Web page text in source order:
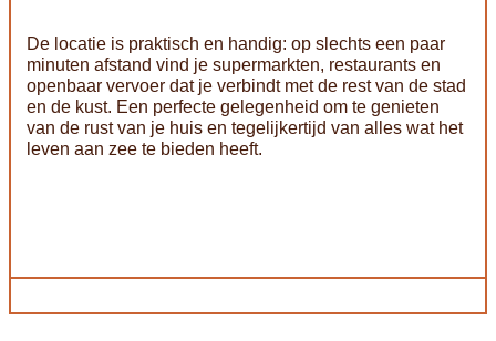
De locatie is praktisch en handig: op slechts een paar
minuten afstand vind je supermarkten, restaurants en
openbaar vervoer dat je verbindt met de rest van de stad
en de kust. Een perfecte gelegenheid om te genieten
van de rust van je huis en tegelijkertijd van alles wat het
leven aan zee te bieden heeft.